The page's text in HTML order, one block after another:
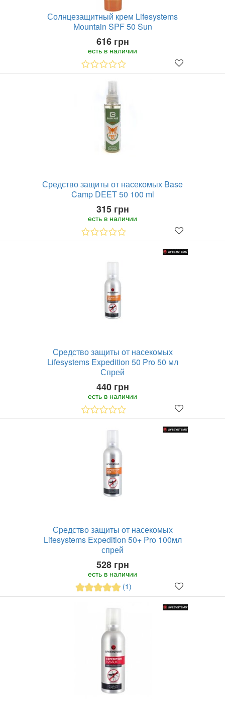
Солнцезащитный крем Lifesystems
Mountain SPF 50 Sun
616 грн
есть в наличии
Средство защиты от насекомых Base
Camp DEET 50 100 ml
315 грн
есть в наличии
Средство защиты от насекомых
Lifesystems Expedition 50 Pro 50 мл
Спрей
440 грн
есть в наличии
Средство защиты от насекомых
Lifesystems Expedition 50+ Pro 100мл
спрей
528 грн
есть в наличии
(1)